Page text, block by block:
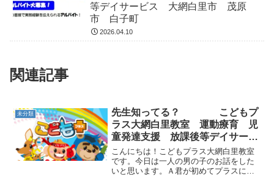
等デイサービス 大網白里市 茂原
市 白子町
2026.04.10
関連記事
未分類
先生知ってる？ こどもプ
ラス大網白里教室 運動療育 児
童発達支援 放課後等デイサービ
ス 大網白里市 茂原市 白子町
こんにちは！こどもプラス大網白里教室
です。今日は一人の男の子のお話をした
いと思います。Ａ君が初めてプラスに来